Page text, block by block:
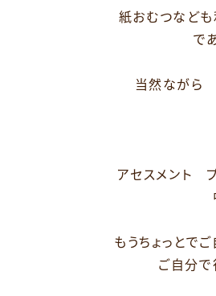
紙おむつなど
で
当然ながら
アセスメント
もうちょっとで
ご自分